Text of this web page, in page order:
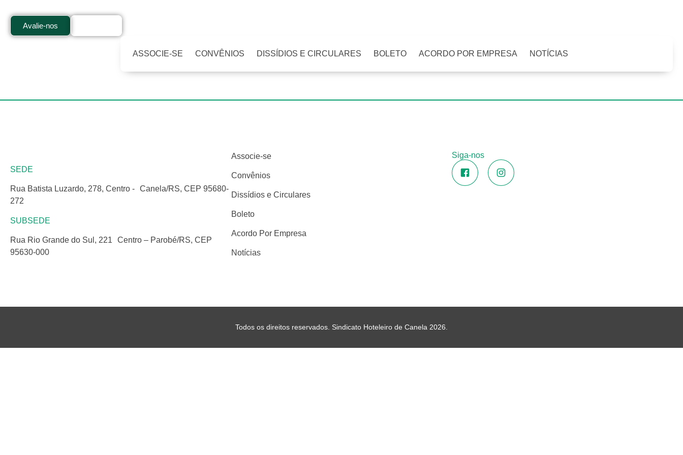
Avalie-nos
ASSOCIE-SE CONVÊNIOS DISSÍDIOS E CIRCULARES BOLETO ACORDO POR EMPRESA NOTÍCIAS
SEDE
Rua Batista Luzardo, 278, Centro - Canela/RS, CEP 95680-
272
SUBSEDE
Rua Rio Grande do Sul, 221 Centro – Parobé/RS, CEP
95630-000
Associe-se
Convênios
Dissídios e Circulares
Boleto
Acordo Por Empresa
Notícias
Siga-nos
Todos os direitos reservados. Sindicato Hoteleiro de Canela 2026.